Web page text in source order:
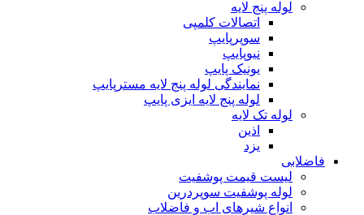
لوله پنج لایه
اتصالات کلمپی
سوپرپایپ
نیوپایپ
یونیک پایپ
نمایندگی لوله پنج لایه مسترپایپ
لوله پنج لایه ایزی پایپ
لوله تک لایه
اذین
یزد
فاضلابی
لیست قیمت پوشفیت
لوله پوشفیت سوپردرین
انواع شیرهای اب و فاضلاب